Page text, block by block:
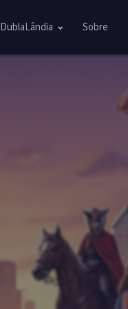
DublaLândia Sobre